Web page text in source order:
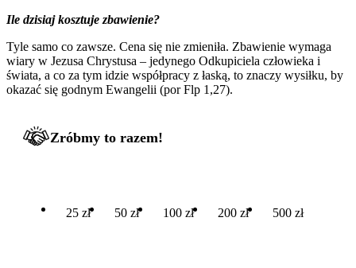
Ile dzisiaj kosztuje zbawienie?
Tyle samo co zawsze. Cena się nie zmieniła. Zbawienie wymaga
wiary w Jezusa Chrystusa – jedynego Odkupiciela człowieka i
świata, a co za tym idzie współpracy z łaską, to znaczy wysiłku, by
okazać się godnym Ewangelii (por Flp 1,27).
Zróbmy to razem!
25 zł 50 zł 100 zł 200 zł 500 zł